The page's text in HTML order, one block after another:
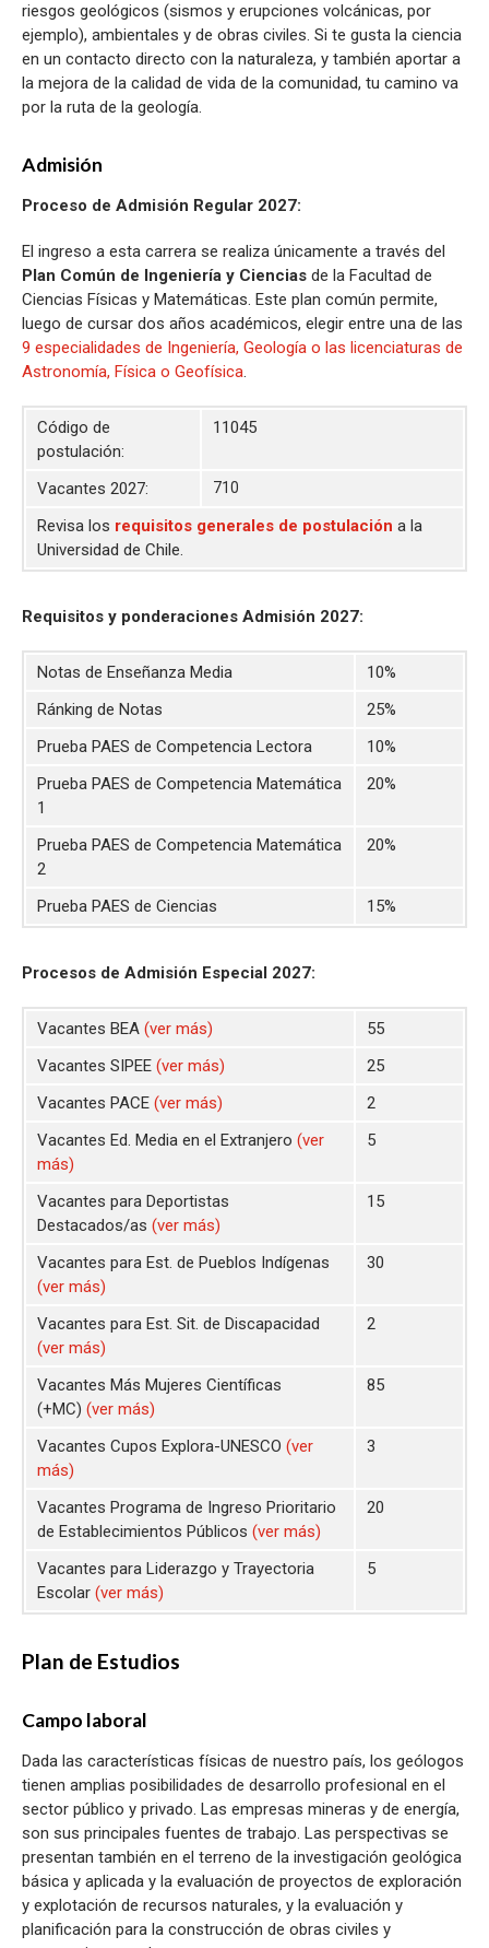
riesgos geológicos (sismos y erupciones volcánicas, por
ejemplo), ambientales y de obras civiles. Si te gusta la ciencia
en un contacto directo con la naturaleza, y también aportar a
la mejora de la calidad de vida de la comunidad, tu camino va
por la ruta de la geología.
Admisión
Proceso de Admisión Regular 2027:
El ingreso a esta carrera se realiza únicamente a través del
Plan Común de Ingeniería y Ciencias de la Facultad de
Ciencias Físicas y Matemáticas. Este plan común permite,
luego de cursar dos años académicos, elegir entre una de las
9 especialidades de Ingeniería, Geología o las licenciaturas de
Astronomía, Física o Geofísica.
Código de
postulación:
11045
Vacantes 2027: 710
Revisa los requisitos generales de postulación a la
Universidad de Chile.
Requisitos y ponderaciones Admisión 2027:
Notas de Enseñanza Media
10%
Ránking de Notas
25%
Prueba PAES de Competencia Lectora
10%
Prueba PAES de Competencia Matemática
1
20%
Prueba PAES de Competencia Matemática
2
20%
Prueba PAES de Ciencias 15%
Procesos de Admisión Especial 2027:
Vacantes BEA (ver más)
55
Vacantes SIPEE (ver más)
25
Vacantes PACE (ver más)
2
Vacantes Ed. Media en el Extranjero (ver
más)
5
Vacantes para Deportistas
Destacados/as (ver más)
15
Vacantes para Est. de Pueblos Indígenas
(ver más)
30
Vacantes para Est. Sit. de Discapacidad
(ver más)
2
Vacantes Más Mujeres Científicas
(+MC) (ver más)
85
Vacantes Cupos Explora-UNESCO (ver
más)
3
Vacantes Programa de Ingreso Prioritario
de Establecimientos Públicos (ver más)
20
Vacantes para Liderazgo y Trayectoria
Escolar (ver más)
5
Plan de Estudios
Campo laboral
Dada las características físicas de nuestro país, los geólogos
tienen amplias posibilidades de desarrollo profesional en el
sector público y privado. Las empresas mineras y de energía,
son sus principales fuentes de trabajo. Las perspectivas se
presentan también en el terreno de la investigación geológica
básica y aplicada y la evaluación de proyectos de exploración
y explotación de recursos naturales, y la evaluación y
planificación para la construcción de obras civiles y